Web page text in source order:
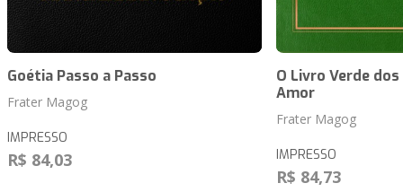
Goétia Passo a Passo
Frater Magog
IMPRESSO
R$ 84,03
O Livro Verde
Amor
Frater Magog
IMPRESSO
R$ 84,73